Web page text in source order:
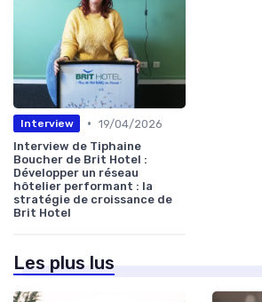
Interview • 19/04/2026
Interview de Tiphaine
Boucher de Brit Hotel :
Développer un réseau
hôtelier performant : la
stratégie de croissance de
Brit Hotel
Les plus lus